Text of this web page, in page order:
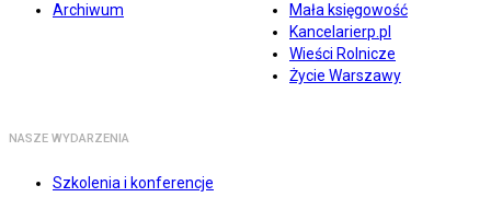
Archiwum
Mała księgowość
Kancelarierp.pl
Wieści Rolnicze
Życie Warszawy
NASZE WYDARZENIA
Szkolenia i konferencje